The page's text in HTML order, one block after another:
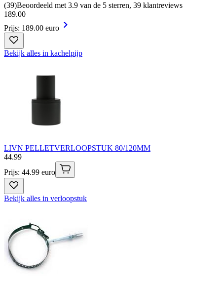
(39)Beoordeeld met 3.9 van de 5 sterren, 39 klantreviews
189.00
Prijs: 189.00 euro
Bekijk alles in kachelpijp
LIVN PELLETVERLOOPSTUK 80/120MM
44.99
Prijs: 44.99 euro
Bekijk alles in verloopstuk